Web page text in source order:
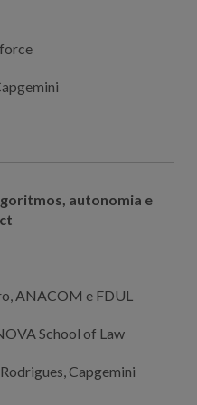
autonomia e
ANACOM e FDUL
School of Law
Capgemini